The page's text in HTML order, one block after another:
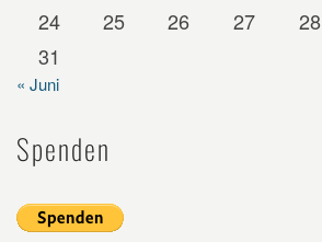
24 25 26 27 28
31
« Juni
Spenden